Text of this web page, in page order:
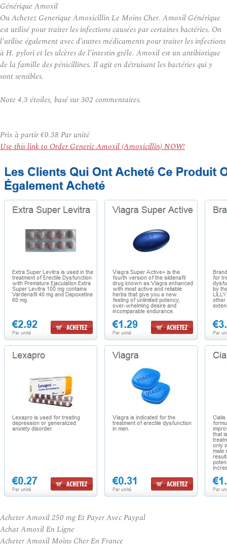
Générique Amoxil
Ou Achetez Generique Amoxicillin Le Moins Cher. Amoxil Générique
est utilisé pour traiter les infections causées par certaines bactéries. On
l’utilise également avec d’autres médicaments pour traiter les infections
à H. pylori et les ulcères de l’intestin grêle. Amoxil est un antibiotique
de la famille des pénicillines. Il agit en détruisant les bactéries qui y
sont sensibles.
Note 4.3 étoiles, basé sur302 commentaires.
Prix à partir€0.38 Par unité
Use this link to Order Generic Amoxil (Amoxicillin) NOW!
Acheter Amoxil 250 mg Et Payer Avec Paypal
Achat Amoxil En Ligne
Acheter Amoxil Moins Cher En France